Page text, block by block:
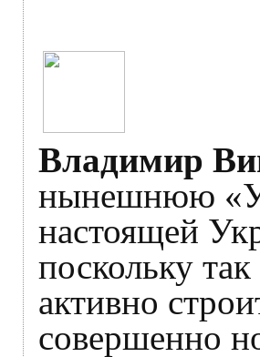
Владимир
нынешнюю
настоящей
поскольку
активно
совершенно